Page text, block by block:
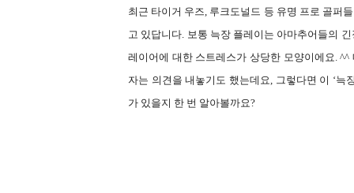
최근 타이거 우즈 루크도널드 등 유명 프로 골퍼
고 있답니다 보통 늑장 플레이는 아마추어들의
레이어에 대한 스트레스가 상당한 모양이에요 . ^^
자는 의견을 내놓기도 했는데요
그렇다면 이 ‘늑
가 있을지 한 번 알아볼까요?